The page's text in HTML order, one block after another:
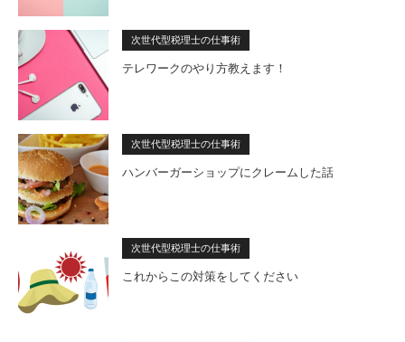
次世代型税理士の仕事術
テレワークのやり方教えます！
次世代型税理士の仕事術
ハンバーガーショップにクレームした話
次世代型税理士の仕事術
これからこの対策をしてください